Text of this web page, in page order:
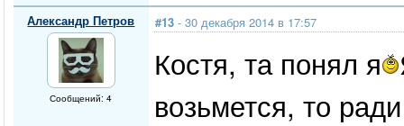
Александр Петров
Сообщений: 4
#13 - 30 декабря 2014 в 17:57
Костя, та понял я
возьмется, то